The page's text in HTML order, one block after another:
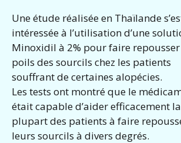
Une étude réalisée en Thaïlande
intéressée à l’utilisation d’une
Minoxidil à 2% pour faire repousser
poils des sourcils chez les patients
souffrant de certaines alopécies.
Les tests ont montré que le
était capable d’aider efficacement la
plupart des patients à faire
leurs sourcils à divers degrés.